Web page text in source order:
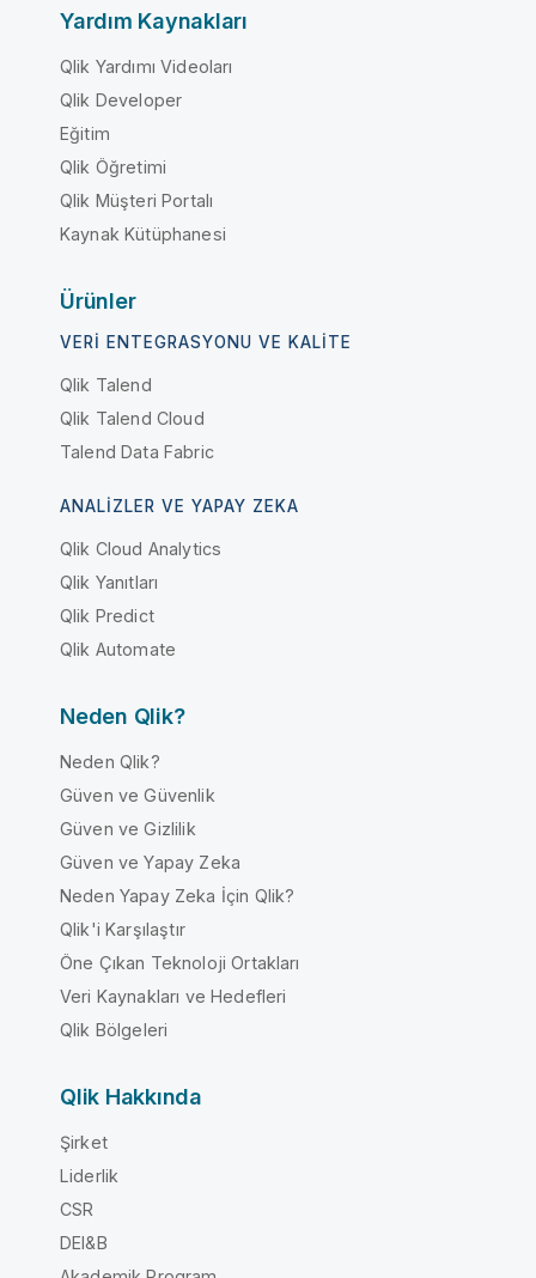
Yardım Kaynakları
Qlik Yardımı Videoları
Qlik Developer
Eğitim
Qlik Öğretimi
Qlik Müşteri Portalı
Kaynak Kütüphanesi
Ürünler
VERI ENTEGRASYONU VE KALITE
Qlik Talend
Qlik Talend Cloud
Talend Data Fabric
ANALIZLER VE YAPAY ZEKA
Qlik Cloud Analytics
Qlik Yanıtları
Qlik Predict
Qlik Automate
Neden Qlik?
Neden Qlik?
Güven ve Güvenlik
Güven ve Gizlilik
Güven ve Yapay Zeka
Neden Yapay Zeka İçin Qlik?
Qlik'i Karşılaştır
Öne Çıkan Teknoloji Ortakları
Veri Kaynakları ve Hedefleri
Qlik Bölgeleri
Qlik Hakkında
Şirket
Liderlik
CSR
DEI&B